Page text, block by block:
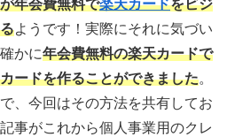
年会費無料で楽天カードをビジ
ようです！実際にそれに気づい
かに年会費無料の楽天カードで
ードを作ることができました。
、今回はその方法を共有してお
事がこれから個人事業用のクレ